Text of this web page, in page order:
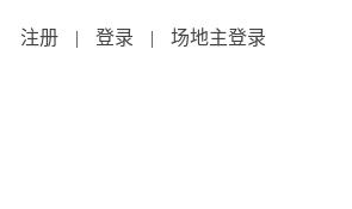
注册 | 登录 | 场地主登录